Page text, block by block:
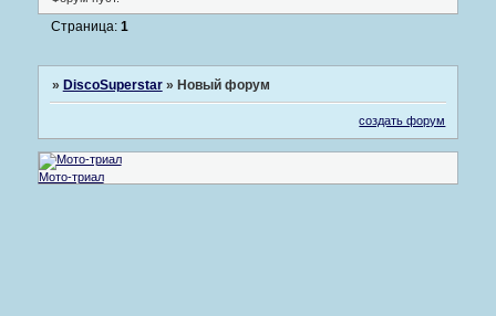
Страница: 1
» DiscoSuperstar » Новый форум
создать форум
Мото-триал